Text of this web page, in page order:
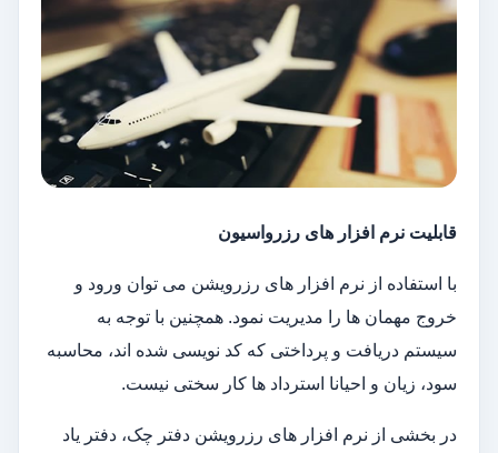
قابلیت نرم افزار های رزرواسیون
با استفاده از نرم افزار های رزرویشن می توان ورود و
خروج مهمان ها را مدیریت نمود. همچنین با توجه به
سیستم دریافت و پرداختی که کد نویسی شده اند، محاسبه
سود، زیان و احیانا استرداد ها کار سختی نیست.
در بخشی از نرم افزار های رزرویشن دفتر چک، دفتر یاد